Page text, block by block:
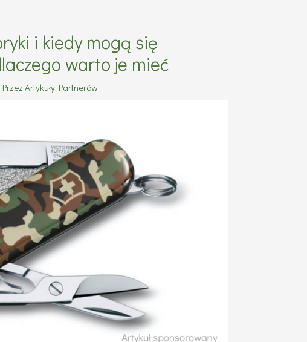
i kiedy mogą się
warto je mieć
Artykuły Partnerów